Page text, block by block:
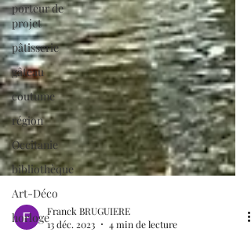
porteur de
projet
pâtisserie
gâteau
coutume
région
Occitanie
bibliothèque
Art-Déco
horloge